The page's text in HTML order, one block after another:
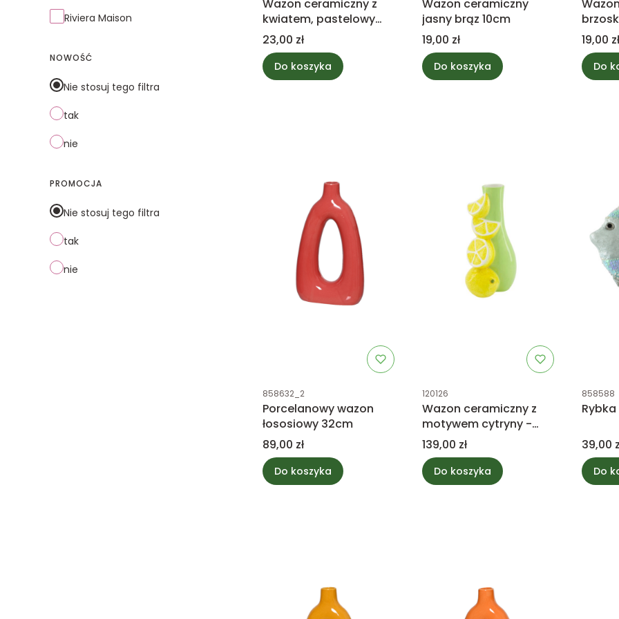
Riviera Maison
NOWOŚĆ
Nie stosuj tego filtra
tak
nie
PROMOCJA
Nie stosuj tego filtra
tak
nie
Wazon ceramiczny z
kwiatem, pastelowy
jasny fiolet 12
Cena
23,00 zł
Do koszyka
Wazon ceramiczny
jasny brąz 10cm
Cena
19,00 zł
Do koszyka
Cena
19,00 zł
Do
Kod produktu
858632_2
Porcelanowy wazon
łososiowy 32cm
Cena
89,00 zł
Do koszyka
Kod produktu
120126
Wazon ceramiczny z
motywem cytryny -
zielony 28,5cm
Cena
139,00 zł
Do koszyka
Kod
858588
Cena
39,00
Do